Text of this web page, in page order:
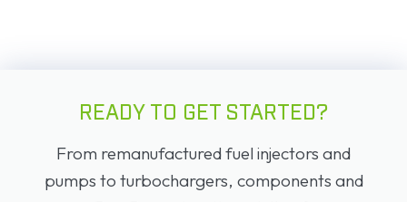
READY TO GET STARTED?
From remanufactured fuel injectors and
pumps to turbochargers, components and